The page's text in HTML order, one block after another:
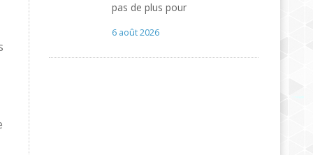
pas de plus pour
6 août 2026